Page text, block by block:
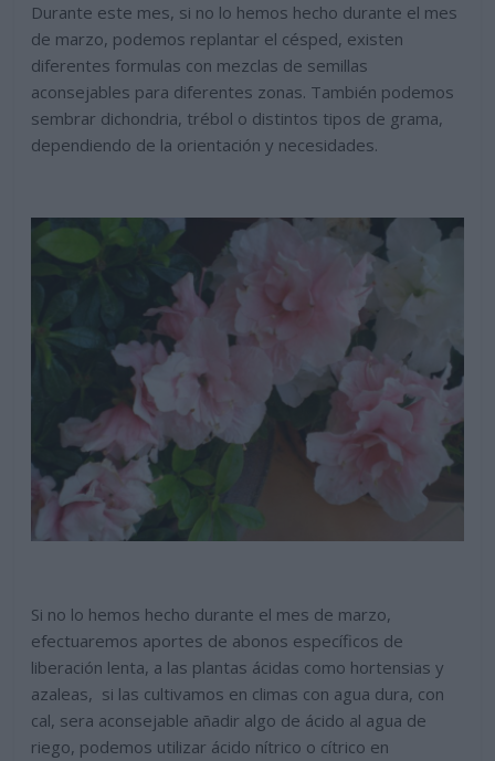
Durante este mes, si no lo hemos hecho durante el mes
de marzo, podemos replantar el césped, existen
diferentes formulas con mezclas de semillas
aconsejables para diferentes zonas. También podemos
sembrar dichondria, trébol o distintos tipos de grama,
dependiendo de la orientación y necesidades.
Si no lo hemos hecho durante el mes de marzo,
efectuaremos aportes de abonos específicos de
liberación lenta, a las plantas ácidas como hortensias y
azaleas, si las cultivamos en climas con agua dura, con
cal, sera aconsejable añadir algo de ácido al agua de
riego, podemos utilizar ácido nítrico o cítrico en